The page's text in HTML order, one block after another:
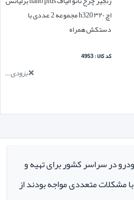
اچ ۳۲۰ h320 مجموعه 2 عددی با
دستکش همراه
کد کالا : 4953
بزودی...
در سراسر کشور برای تهیه و
مشکلات متعددی مواجه بودند از